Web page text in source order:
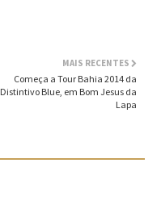
MAIS RECENTES
Começa a Tour Bahia 2014 da
Distintivo Blue, em Bom Jesus da
Lapa